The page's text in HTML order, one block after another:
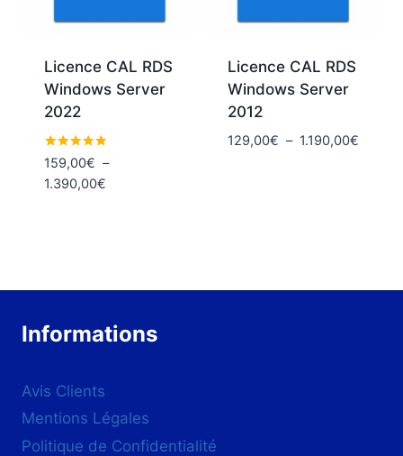
Licence CAL RDS
Windows Server
2022
Note
4.80
sur 5
159,00€ –
1.390,00€Plage
1.390,00€
Licence CAL RDS
Windows Server
2012
129,00€ – 1.190,00€Plage
Informations
Avis Clients
Mentions Légales
Politique de Confidentialité